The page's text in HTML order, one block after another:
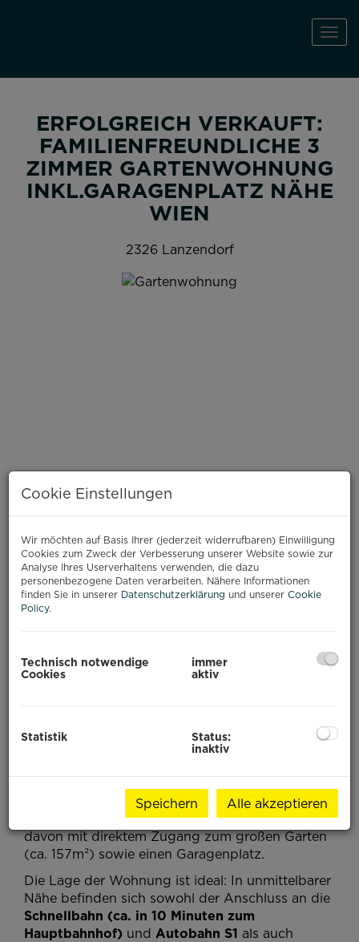
ERFOLGREICH VERKAUFT:
FAMILIENFREUNDLICHE 3
ZIMMER GARTENWOHNUNG
INKL.GARAGENPLATZ NÄHE
WIEN
2326 Lanzendorf
In der idyllischen 2000 Einwohner
welche sich perfekt für Familien eignet. Die
Wohnung verfügt über zwei Schlafzimmer, eines
davon mit direktem Zugang zum großen Garten
(ca. 157m²) sowie einen Garagenplatz.
Die Lage der Wohnung ist ideal: In unmittelbarer
Nähe befinden sich sowohl der Anschluss an die
Schnellbahn (ca. in 10 Minuten zum
Hauptbahnhof) und Autobahn S1 als auch
Cookie Einstellungen
Wir möchten auf Basis Ihrer (jederzeit widerrufbaren) Einwilligung
Cookies zum Zweck der Verbesserung unserer Website sowie zur
Analyse Ihres Userverhaltens verwenden, die dazu
personenbezogene Daten verarbeiten. Nähere Informationen
finden Sie in unserer Datenschutzerklärung und unserer Cookie
Policy.
Technisch notwendige
Cookies
immer
aktiv
Statistik Status:
inaktiv
Speichern Alle akzeptieren